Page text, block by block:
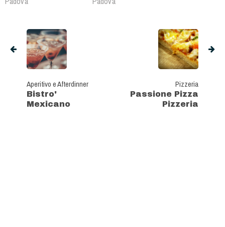
Aperitivo e Afterdinner
Bistro'
Mexicano
Pizzeria
Passione Pizza
Pizzeria